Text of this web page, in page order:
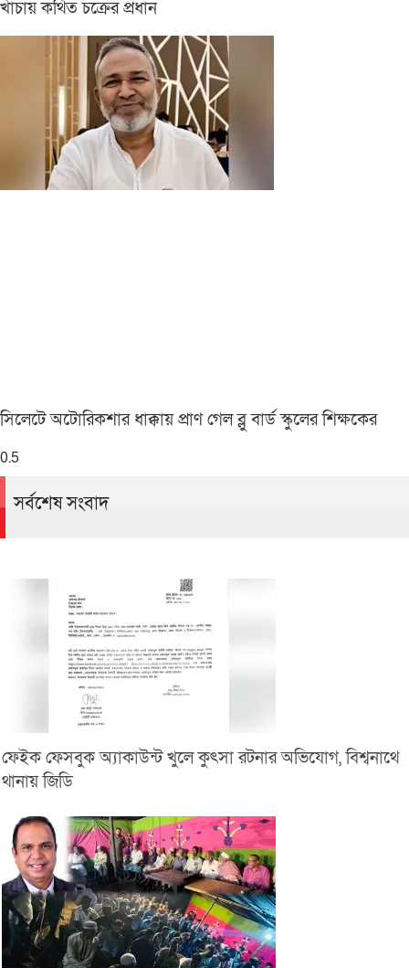
খাঁচায় কথিত চক্রের প্রধান
সিলেটে অটোরিকশার ধাক্কায় প্রাণ গেল ব্লু বার্ড স্কুলের শিক্ষকের
সর্বশেষ সংবাদ
ফেইক ফেসবুক অ্যাকাউন্ট খুলে কুৎসা রটনার অভিযোগ, বিশ্বনাথে
থানায় জিডি